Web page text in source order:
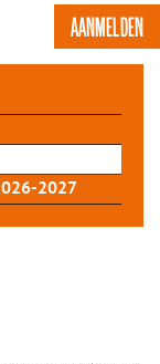
AANMELDEN
2027